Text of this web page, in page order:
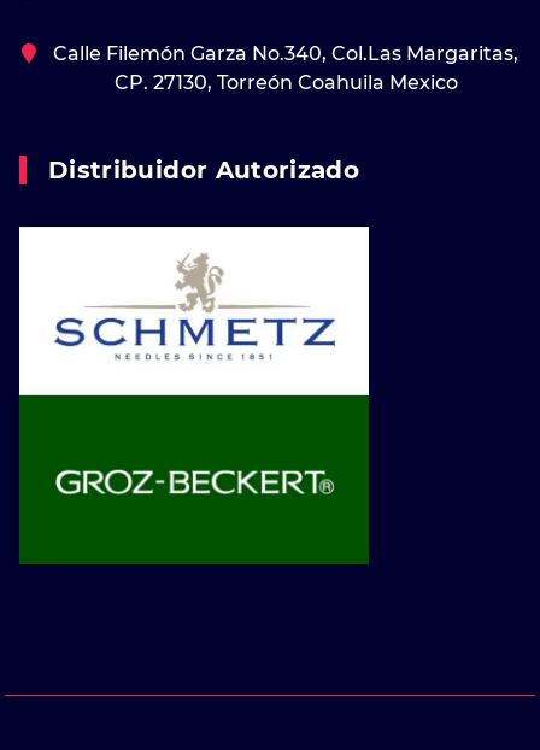
Calle Filemón Garza No.340, Col.Las Margaritas,
CP. 27130, Torreón Coahuila Mexico
Distribuidor Autorizado